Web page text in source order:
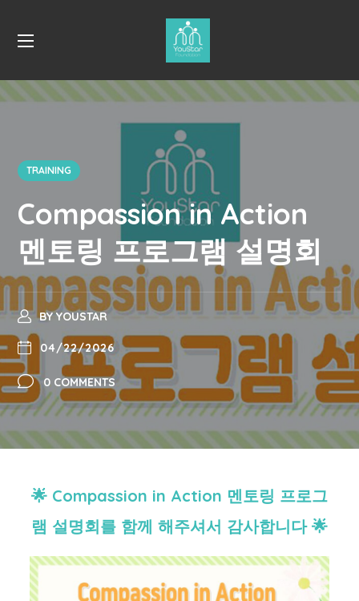
TRAINING
Compassion in Action
멘토링 프로그램 설명회
BYYOUSTAR
04/22/2026
0 COMMENTS
🌟 Compassion in Action 멘토링 프로그
램 설명회를 함께 해주셔서 감사합니다 🌟